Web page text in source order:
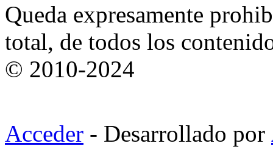
Queda expresamente
total, de todos los
© 2010-2024
Acceder - Desarrollado por